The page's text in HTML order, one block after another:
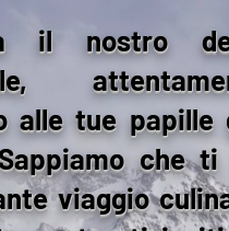
il nostro
alle tue
che
viaggio